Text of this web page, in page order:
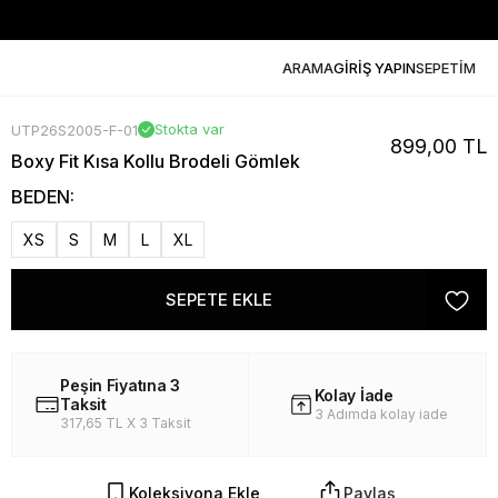
ARAMAGİRİŞ YAPINSEPETİM
UTP26S2005-F-01 Stokta var
Boxy Fit Kısa Kollu Brodeli Gömlek
899,00 TL
BEDEN:
XS S M L XL
SEPETE EKLE
Peşin Fiyatına 3
Taksit
317,65 TL X 3 Taksit
Kolay İade
3 Adımda kolay iade
Koleksiyona Ekle Paylaş